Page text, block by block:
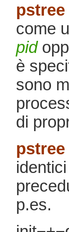
pstree
come
pid
è
sono
di
pstree
p.es.